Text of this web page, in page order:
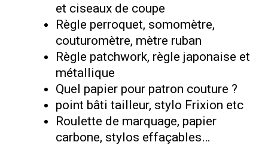
et ciseaux de coupe
Règle perroquet, somomètre,
couturomètre, mètre ruban
Règle patchwork, règle japonaise et
métallique
Quel papier pour patron couture ?
point bâti tailleur, stylo Frixion etc
Roulette de marquage, papier
carbone, stylos effaçables…